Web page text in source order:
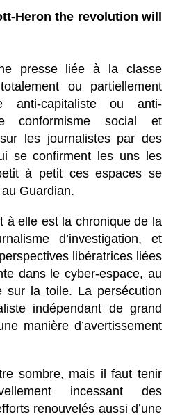
Heron the revolution will
presse liée à la classe
ou partiellement
anti-capitaliste ou anti-
conformisme social et
sur les journalistes par des
se confirment les uns les
à petit ces espaces se
Guardian.
à elle est la chronique de la
d’investigation, et
libératrices liées
dans le cyber-espace, au
sur la toile. La persécution
indépendant de grand
manière d’avertissement
sombre, mais il faut tenir
incessant des
renouvelés aussi d’une